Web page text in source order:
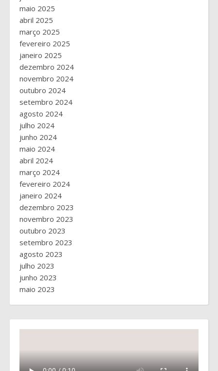
maio 2025
abril 2025
março 2025
fevereiro 2025
janeiro 2025
dezembro 2024
novembro 2024
outubro 2024
setembro 2024
agosto 2024
julho 2024
junho 2024
maio 2024
abril 2024
março 2024
fevereiro 2024
janeiro 2024
dezembro 2023
novembro 2023
outubro 2023
setembro 2023
agosto 2023
julho 2023
junho 2023
maio 2023